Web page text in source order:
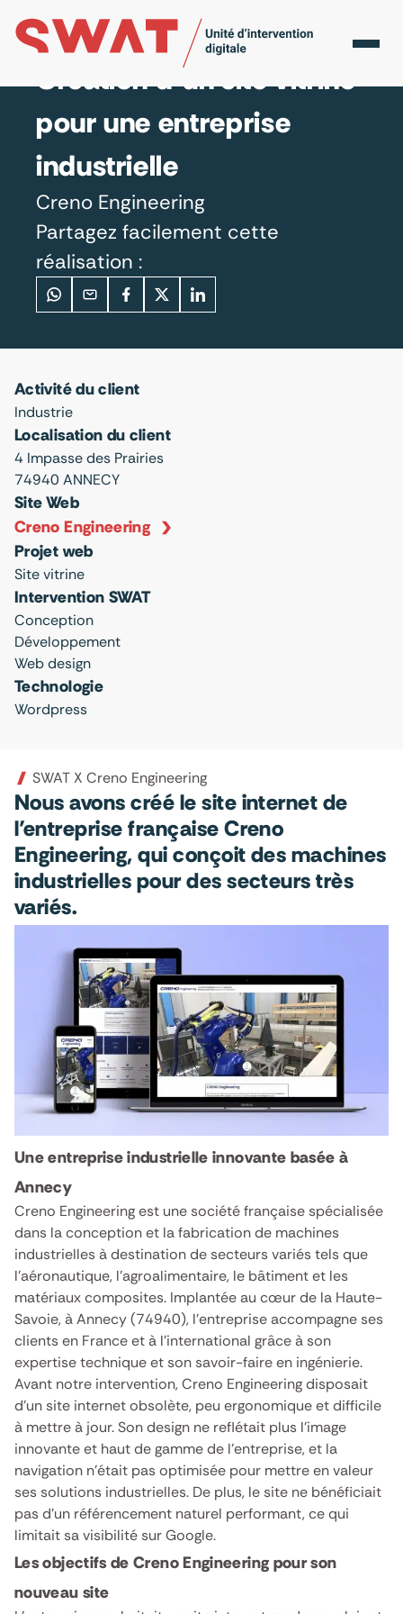
Accueil Réalisations Creno Engineering
Création d’un site vitrine
pour une entreprise
industrielle
Creno Engineering
Partagez facilement cette
réalisation :
Activité du client
Industrie
Localisation du client
4 Impasse des Prairies
74940 ANNECY
Site Web
Creno Engineering
Projet web
Site vitrine
Intervention SWAT
Conception
Développement
Web design
Technologie
Wordpress
SWAT X Creno Engineering
Nous avons créé le site internet de
l’entreprise française Creno
Engineering, qui conçoit des machines
industrielles pour des secteurs très
variés.
Une entreprise industrielle innovante basée à
Annecy
Creno Engineering est une société française spécialisée
dans la conception et la fabrication de machines
industrielles à destination de secteurs variés tels que
l’aéronautique, l’agroalimentaire, le bâtiment et les
matériaux composites. Implantée au cœur de la Haute-
Savoie, à Annecy (74940), l’entreprise accompagne ses
clients en France et à l’international grâce à son
expertise technique et son savoir-faire en ingénierie.
Avant notre intervention, Creno Engineering disposait
d’un site internet obsolète, peu ergonomique et difficile
à mettre à jour. Son design ne reflétait plus l’image
innovante et haut de gamme de l’entreprise, et la
navigation n’était pas optimisée pour mettre en valeur
ses solutions industrielles. De plus, le site ne bénéficiait
pas d’un référencement naturel performant, ce qui
limitait sa visibilité sur Google.
Les objectifs de Creno Engineering pour son
nouveau site